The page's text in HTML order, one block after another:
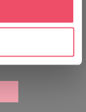
meters
it for
data is processed
section